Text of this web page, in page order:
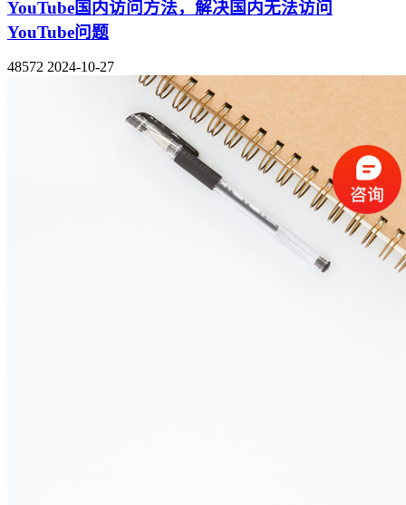
YouTube国内访问方法，解决国内无法访问
YouTube问题
48572 2024-10-27